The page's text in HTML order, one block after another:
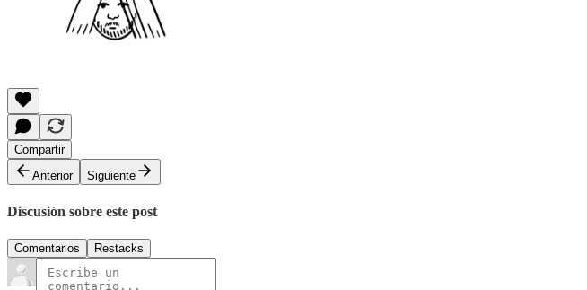
Compartir
Anterior
Siguiente
Discusión sobre este post
Comentarios Restacks